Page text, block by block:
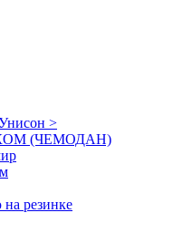
>
(ЧЕМОДАН)
резинке